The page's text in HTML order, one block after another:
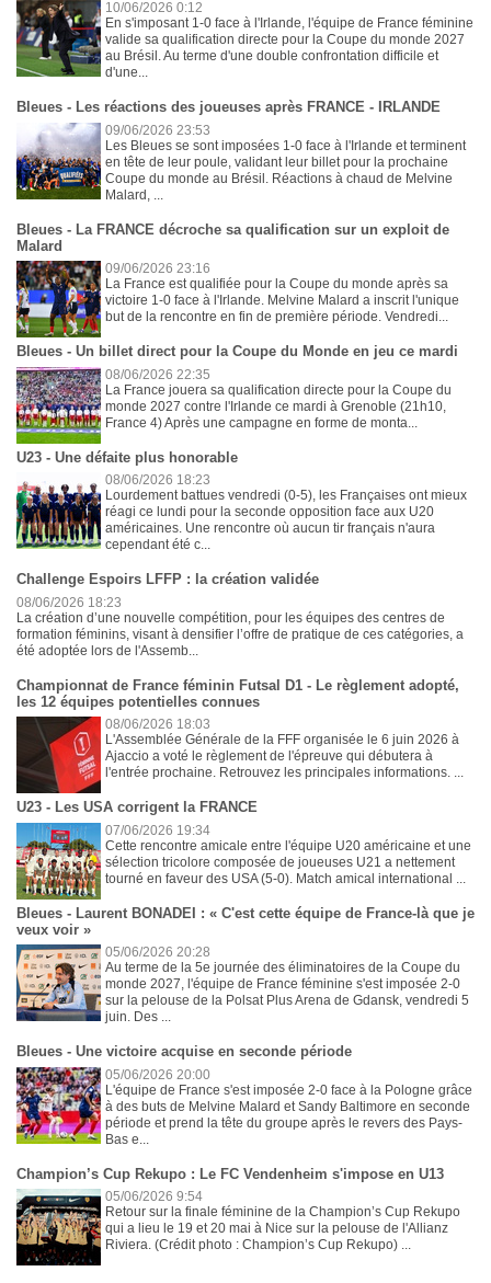
10/06/2026 0:12
En s'imposant 1-0 face à l'Irlande, l'équipe de France féminine
valide sa qualification directe pour la Coupe du monde 2027
au Brésil. Au terme d'une double confrontation difficile et
d'une...
Bleues - Les réactions des joueuses après FRANCE - IRLANDE
09/06/2026 23:53
Les Bleues se sont imposées 1-0 face à l'Irlande et terminent
en tête de leur poule, validant leur billet pour la prochaine
Coupe du monde au Brésil. Réactions à chaud de Melvine
Malard, ...
Bleues - La FRANCE décroche sa qualification sur un exploit de
Malard
09/06/2026 23:16
La France est qualifiée pour la Coupe du monde après sa
victoire 1-0 face à l'Irlande. Melvine Malard a inscrit l'unique
but de la rencontre en fin de première période. Vendredi...
Bleues - Un billet direct pour la Coupe du Monde en jeu ce mardi
08/06/2026 22:35
La France jouera sa qualification directe pour la Coupe du
monde 2027 contre l'Irlande ce mardi à Grenoble (21h10,
France 4) Après une campagne en forme de monta...
U23 - Une défaite plus honorable
08/06/2026 18:23
Lourdement battues vendredi (0-5), les Françaises ont mieux
réagi ce lundi pour la seconde opposition face aux U20
américaines. Une rencontre où aucun tir français n'aura
cependant été c...
Challenge Espoirs LFFP : la création validée
08/06/2026 18:23
La création d’une nouvelle compétition, pour les équipes des centres de
formation féminins, visant à densifier l’offre de pratique de ces catégories, a
été adoptée lors de l'Assemb...
Championnat de France féminin Futsal D1 - Le règlement adopté,
les 12 équipes potentielles connues
08/06/2026 18:03
L'Assemblée Générale de la FFF organisée le 6 juin 2026 à
Ajaccio a voté le règlement de l'épreuve qui débutera à
l'entrée prochaine. Retrouvez les principales informations. ...
U23 - Les USA corrigent la FRANCE
07/06/2026 19:34
Cette rencontre amicale entre l'équipe U20 américaine et une
sélection tricolore composée de joueuses U21 a nettement
tourné en faveur des USA (5-0). Match amical international ...
Bleues - Laurent BONADEI : « C'est cette équipe de France-là que je
veux voir »
05/06/2026 20:28
Au terme de la 5e journée des éliminatoires de la Coupe du
monde 2027, l'équipe de France féminine s'est imposée 2-0
sur la pelouse de la Polsat Plus Arena de Gdansk, vendredi 5
juin. Des ...
Bleues - Une victoire acquise en seconde période
05/06/2026 20:00
L'équipe de France s'est imposée 2-0 face à la Pologne grâce
à des buts de Melvine Malard et Sandy Baltimore en seconde
période et prend la tête du groupe après le revers des Pays-
Bas e...
Champion’s Cup Rekupo : Le FC Vendenheim s'impose en U13
05/06/2026 9:54
Retour sur la finale féminine de la Champion’s Cup Rekupo
qui a lieu le 19 et 20 mai à Nice sur la pelouse de l'Allianz
Riviera. (Crédit photo : Champion’s Cup Rekupo) ...